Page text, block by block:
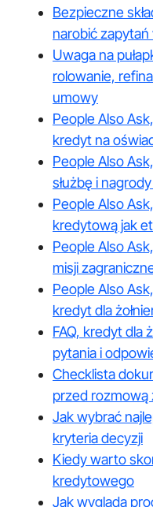
Bezpieczne
narobić zapytań
Uwaga na
rolowanie,
umowy
People Also
kredyt na
People Also
służbę i
People Also
kredytową jak
People Also
misji
People Also
kredyt dla
FAQ, kredyt dla
pytania i
Checklista
przed rozmową
Jak wybrać
kryteria decyzji
Kiedy warto
kredytowego
Jak wygląda